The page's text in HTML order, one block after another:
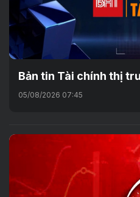
Bản tin Tài chính thị
05/08/2026 07:45